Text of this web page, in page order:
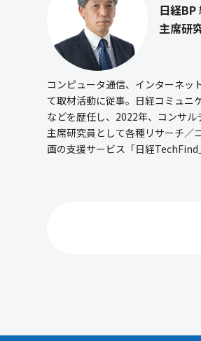
日経BP
主席研
コンピュータ通信、インターネッ
て取材活動に従事。日経コミュニ
などを歴任し、2022年、コンサル
主席研究員として各種リサーチ／
画の支援サービス「日経TechFind